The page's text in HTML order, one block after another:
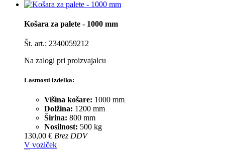
Košara za palete - 1000 mm
Št. art.: 2340059212
Na zalogi pri proizvajalcu
Lastnosti izdelka:
Višina košare: 1000 mm
Dolžina: 1200 mm
Širina: 800 mm
Nosilnost: 500 kg
130,00 € Brez DDV
V voziček